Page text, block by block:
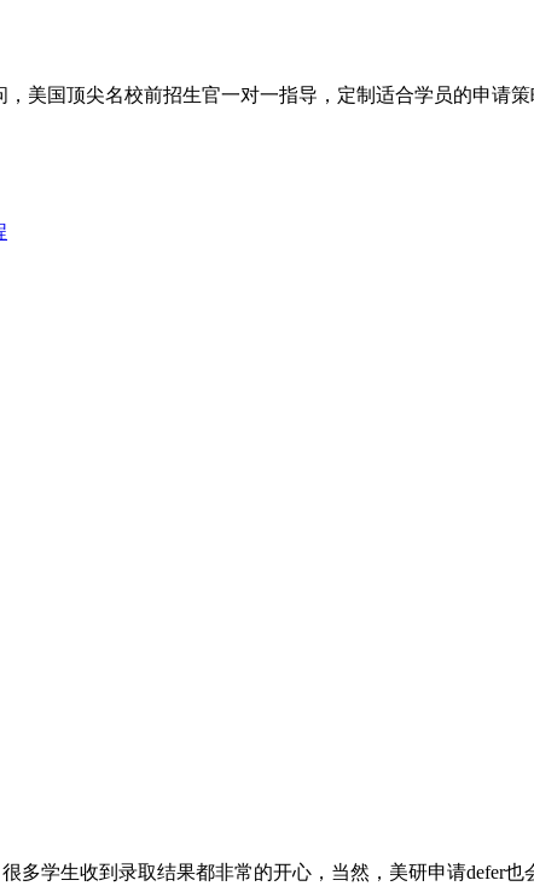
美国顶尖名校前招生官一对一指导，定制适合学员的申请策
多学生收到录取结果都非常的开心，当然，美研申请defer